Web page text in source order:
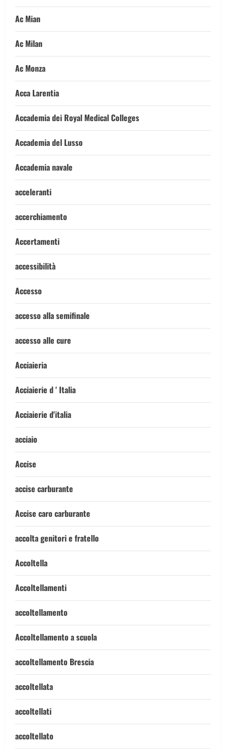
Ac Mian
Ac Milan
Ac Monza
Acca Larentia
Accademia dei Royal Medical Colleges
Accademia del Lusso
Accademia navale
acceleranti
accerchiamento
Accertamenti
accessibilità
Accesso
accesso alla semifinale
accesso alle cure
Acciaieria
Acciaierie d ' Italia
Acciaierie d'italia
acciaio
Accise
accise carburante
Accise caro carburante
accolta genitori e fratello
Accoltella
Accoltellamenti
accoltellamento
Accoltellamento a scuola
accoltellamento Brescia
accoltellata
accoltellati
accoltellato